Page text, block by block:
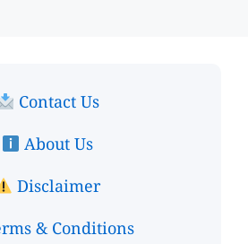
Contact Us
About Us
Disclaimer
& Conditions